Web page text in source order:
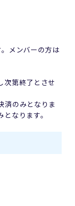
メンバーの方は
次第終了とさせ
済のみとなりま
なります。